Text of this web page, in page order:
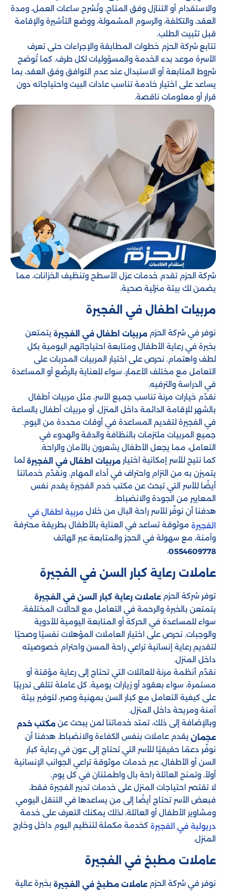
والاستقدام أو التنازل وفق المتاح. وتُشرح ساعات العمل، ومدة
العقد، والتكلفة، والرسوم المشمولة، ووضع التأشيرة والإقامة
قبل تثبيت الطلب.
تتابع شركة الحزم خطوات المطابقة والإجراءات حتى تعرف
الأسرة موعد بدء الخدمة والمسؤوليات لكل طرف. كما تُوضح
شروط المتابعة أو الاستبدال عند عدم التوافق وفق العقد، بما
يساعد على اختيار خادمة تناسب عادات البيت واحتياجاته دون
قرار أو معلومات ناقصة.
شركة الحزم تقدم خدمات عزل الأسطح وتنظيف الخزانات، مما
يضمن لك بيئة منزلية صحية.
مربيات اطفال في الفجيرة
نوفر في شركة الحزم مربيات اطفال في الفجيرة يتمتعن
بخبرة في رعاية الأطفال ومتابعة احتياجاتهم اليومية بكل
لطف واهتمام. نحرص على اختيار المربيات المدربات على
التعامل مع مختلف الأعمار، سواء للعناية بالرضّع أو المساعدة
في الدراسة والترفيه.
نقدّم خيارات مرنة تناسب جميع الأسر، مثل مربيات أطفال
بالشهر للإقامة الدائمة داخل المنزل، أو مربيات أطفال بالساعة
في الفجيرة لتقديم المساعدة في أوقات محددة من اليوم.
جميع المربيات ملتزمات بالنظافة والدقة والهدوء في
التعامل، مما يجعل الأطفال يشعرون بالأمان والراحة.
كما نتيح للأسر إمكانية اختيار مربيات اطفال في الفجيرة لما
يتميزن به من التزام واحتراف في أداء المهام. ونقدّم خدماتنا
أيضًا للأسر التي تبحث عن مكتب خدم الفجيرة يقدم نفس
المعايير من الجودة والانضباط.
هدفنا أن نوفّر للأسر راحة البال من خلال مربية اطفال في
الفجيرة موثوقة تساعد في العناية بالأطفال بطريقة محترفة
وآمنة، مع سهولة في الحجز والمتابعة عبر الهاتف
0554609778
.
عاملات رعاية كبار السن في الفجيرة
توفر شركة الحزم عاملات رعاية كبار السن في الفجيرة
يتمتعن بالخبرة والرحمة في التعامل مع الحالات المختلفة،
سواء للمساعدة في الحركة أو المتابعة اليومية للأدوية
والوجبات. نحرص على اختيار العاملات المؤهلات نفسيًا وصحيًا
لتقديم رعاية إنسانية تراعي راحة المسن واحترام خصوصيته
داخل المنزل.
نقدّم أنظمة مرنة للعائلات التي تحتاج إلى رعاية مؤقتة أو
مستمرة، سواء بعقود أو زيارات يومية. كل عاملة تتلقى تدريبًا
على كيفية التعامل مع كبار السن بمهنية وصبر، لتوفير بيئة
آمنة ومريحة داخل المنزل.
وبالإضافة إلى ذلك، تمتد خدماتنا لمن يبحث عن مكتب خدم
عجمان يقدم عاملات بنفس الكفاءة والانضباط. هدفنا أن
نوفّر دعمًا حقيقيًا للأسر التي تحتاج إلى عون في رعاية كبار
السن أو الأطفال، عبر خدمات موثوقة تراعي الجوانب الإنسانية
أولاً، وتمنح العائلة راحة بال واطمئنان في كل يوم.
لا تقتصر احتياجات المنزل على خدمات تدبير الفجيرة فقط،
فبعض الأسر تحتاج أيضًا إلى من يساعدها في التنقل اليومي
ومشاوير الأطفال أو العائلة، لذلك يمكنك التعرف على خدمة
دريولية في الفجيرة كخدمة مكملة لتنظيم اليوم داخل وخارج
المنزل.
عاملات مطبخ في الفجيرة
نوفر في شركة الحزم عاملات مطبخ في الفجيرة بخبرة عالية